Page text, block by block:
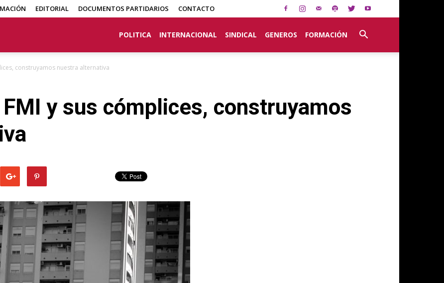
EDITORIAL DOCUMENTOS PARTIDARIOS CONTACTO
POLITICA INTERNACIONAL SINDICAL GENEROS FORMACIÓN
construyamos nuestra alternativa
y sus cómplices, construyamos